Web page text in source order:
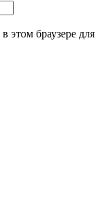
этом браузере для